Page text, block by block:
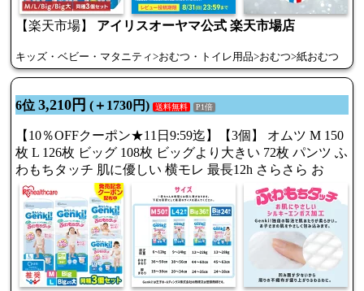
【楽天市場】 アイリスオーヤマ公式 楽天市場店
キッズ・ベビー・マタニティ>おむつ・トイレ用品>おむつ>紙おむつ
6位 3,210円 (＋1730円) 送料無料 P1倍
【10％OFFクーポン★11日9:59迄】【3個】 オムツ M 150
枚 L 126枚 ビッグ 108枚 ビッグより大きい 72枚 パンツ ふ
わもちタッチ 肌に優しい 横モレ 最長12h さらさら お